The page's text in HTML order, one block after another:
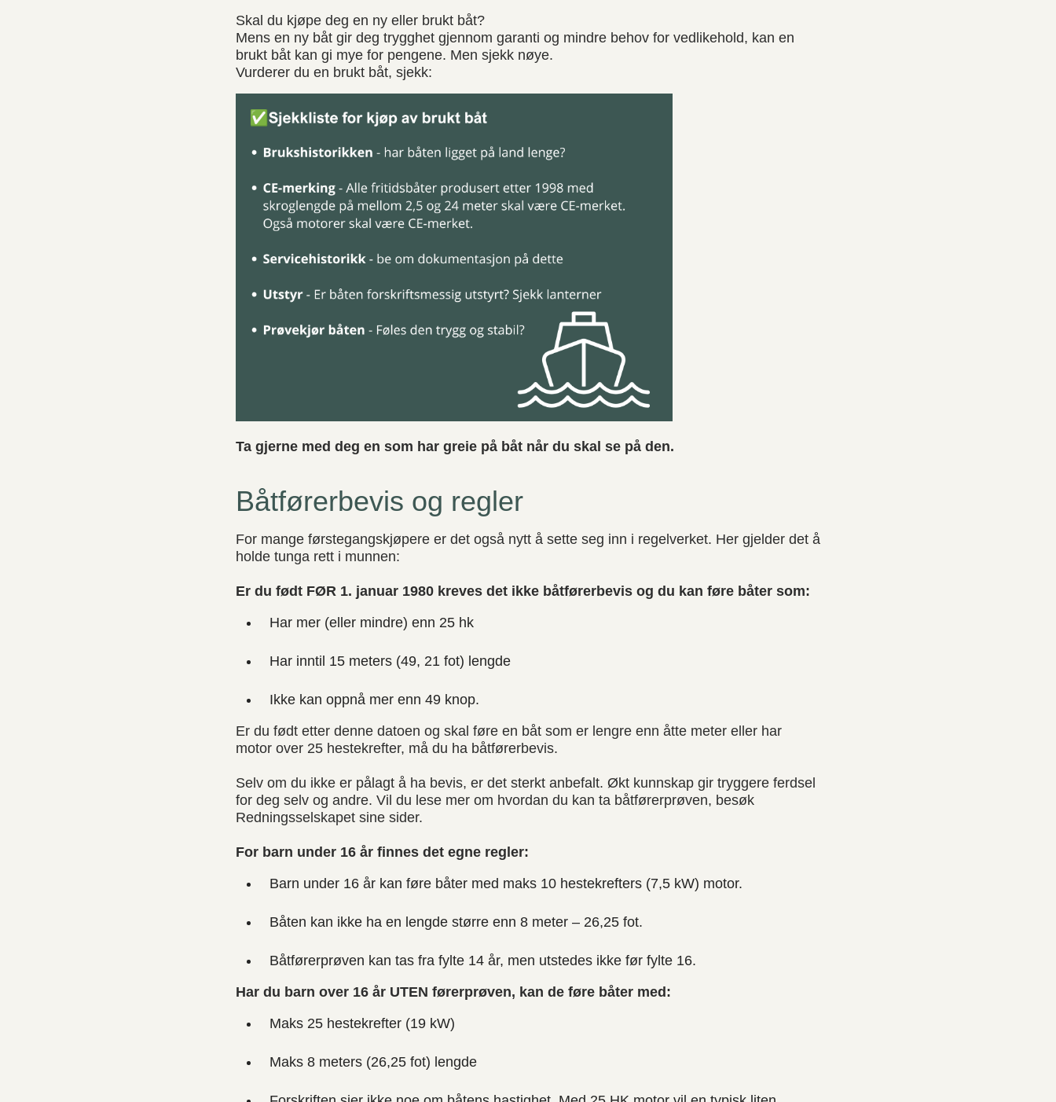
Skal du kjøpe deg en ny eller brukt båt?
Mens en ny båt gir deg trygghet gjennom garanti og mindre behov for vedlikehold, kan en
brukt båt kan gi mye for pengene. Men sjekk nøye.
Vurderer du en brukt båt, sjekk:
Ta gjerne med deg en som har greie på båt når du skal se på den.
Båtførerbevis og regler
For mange førstegangskjøpere er det også nytt å sette seg inn i regelverket. Her gjelder det å
holde tunga rett i munnen:
Er du født FØR 1. januar 1980 kreves det ikke båtførerbevis og du kan føre båter som:
Har mer (eller mindre) enn 25 hk
Har inntil 15 meters (49, 21 fot) lengde
Ikke kan oppnå mer enn 49 knop.
Er du født etter denne datoen og skal føre en båt som er lengre enn åtte meter eller har
motor over 25 hestekrefter, må du ha båtførerbevis.
Selv om du ikke er pålagt å ha bevis, er det sterkt anbefalt. Økt kunnskap gir tryggere ferdsel
for deg selv og andre. Vil du lese mer om hvordan du kan ta båtførerprøven, besøk
Redningsselskapet sine sider.
For barn under 16 år finnes det egne regler:
Barn under 16 år kan føre båter med maks 10 hestekrefters (7,5 kW) motor.
Båten kan ikke ha en lengde større enn 8 meter – 26,25 fot.
Båtførerprøven kan tas fra fylte 14 år, men utstedes ikke før fylte 16.
Har du barn over 16 år UTEN førerprøven, kan de føre båter med:
Maks 25 hestekrefter (19 kW)
Maks 8 meters (26,25 fot) lengde